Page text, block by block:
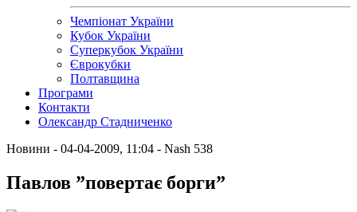
Чемпіонат України
Кубок України
Суперкубок України
Єврокубки
Полтавщина
Програми
Контакти
Олександр Стадниченко
Новини - 04-04-2009, 11:04 - Nash 538
Павлов ”повертає борги”